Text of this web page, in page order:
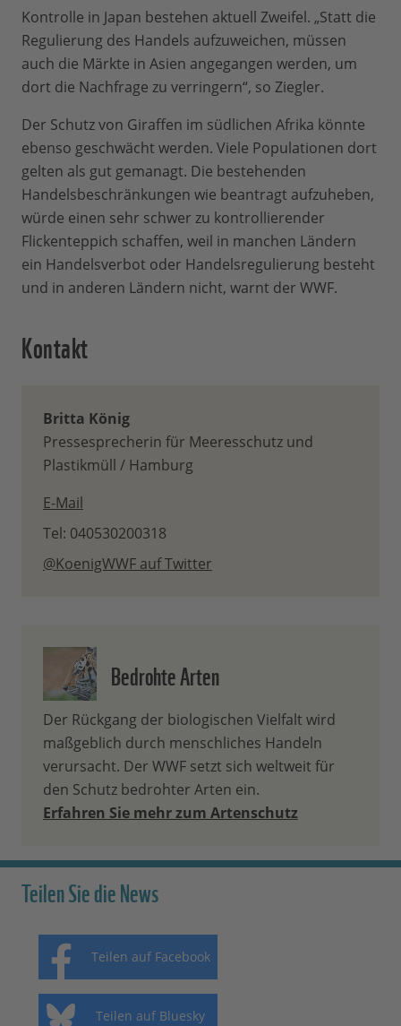
Kontrolle in Japan bestehen aktuell Zweifel. „Statt die
Regulierung des Handels aufzuweichen, müssen
auch die Märkte in Asien angegangen werden, um
dort die Nachfrage zu verringern“, so Ziegler.
Der Schutz von Giraffen im südlichen Afrika könnte
ebenso geschwächt werden. Viele Populationen dort
gelten als gut gemanagt. Die bestehenden
Handelsbeschränkungen wie beantragt aufzuheben,
würde einen sehr schwer zu kontrollierender
Flickenteppich schaffen, weil in manchen Ländern
ein Handelsverbot oder Handelsregulierung besteht
und in anderen Ländern nicht, warnt der WWF.
Kontakt
Britta König
Pressesprecherin für Meeresschutz und
Plastikmüll / Hamburg
E-Mail
Tel: 040530200318
@KoenigWWF auf Twitter
Bedrohte Arten
Der Rückgang der biologischen Vielfalt wird
maßgeblich durch menschliches Handeln
verursacht. Der WWF setzt sich weltweit für
den Schutz bedrohter Arten ein.
Erfahren Sie mehr zum Artenschutz
Teilen Sie die News
Teilen auf Facebook
Teilen auf Bluesky